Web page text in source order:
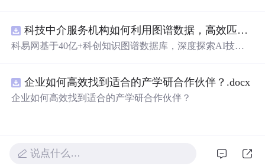
等多色 LED 进行独立 PWM 调光，实现呼吸、渐变、流水
等细腻灯光效果，并支持按键切换与传感器交互。其 PW
开发 2. PWM 调光与色彩混合学习 3. 电子类课程设计 / 毕
业设计 4. 灯光艺术与 DIY 项目 适配使用场景：学习练
手、毕业设计、课程设计、创业售卖、实操实训，突出实
（模式切换） - 传感器（交互触发） · 操控设备： - 机身实
科技中介服务机构如何利用图谱数据，高效匹配供需双方并提升合作成功率？.docx
科易网基于40亿+科创知识图谱数据库，深度探索AI技术
新领域的AI+数智化解决方案，推动科技创新与产业创新
智能化发展。
企业如何高效找到适合的产学研合作伙伴？.docx
企业如何高效找到适合的产学研合作伙伴？
说点什么…